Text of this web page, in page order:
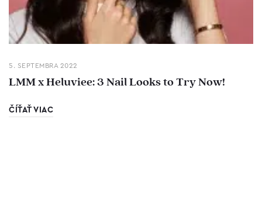
5. SEPTEMBRA 2022
LMM x Heluviee: 3 Nail Looks to Try Now!
ČÍŤAŤ VIAC